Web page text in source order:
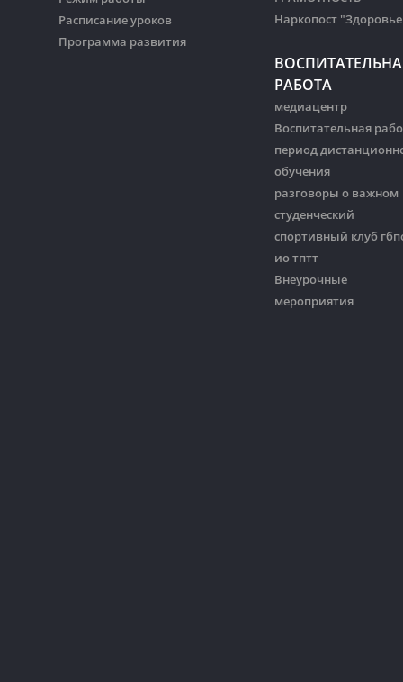
Расписание уроков
Программа развития
Наркопост
РАБОТА
медиацентр
Воспитательная
период
обучения
разговоры о важном
студенческий
спортивный клуб
ио тптт
Внеурочные
мероприятия